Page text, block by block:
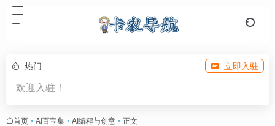
热门 立即入驻
欢迎入驻！
首页 • AI百宝集 • AI编程与创意 • 正文